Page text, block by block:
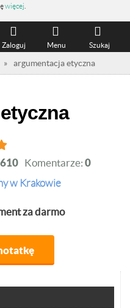
więcej
Szukaj
Menu
Zaloguj
» argumentacja etyczna
Komentarze: 0
w Krakowie
za darmo